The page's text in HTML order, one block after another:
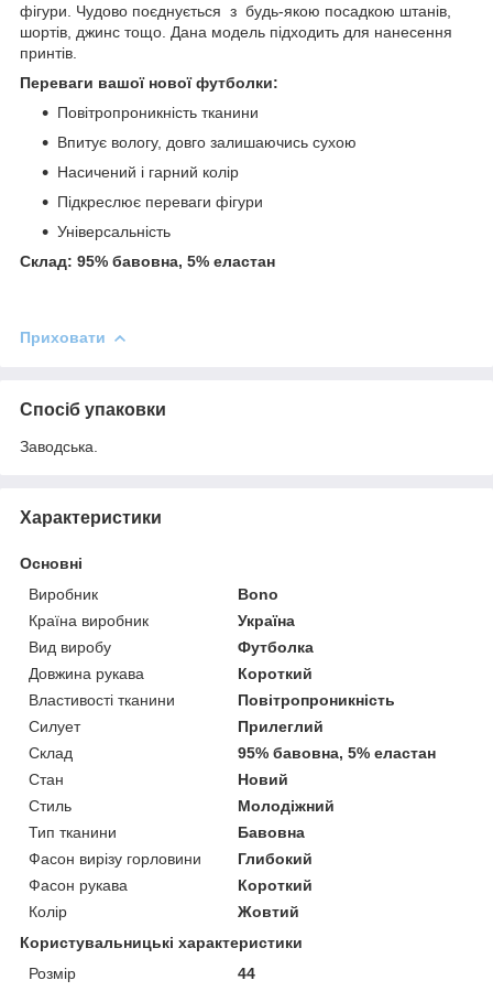
фігури. Чудово поєднується з будь-якою посадкою штанів,
шортів, джинс тощо. Дана модель підходить для нанесення
принтів.
Переваги вашої нової футболки:
Повітропроникність тканини
Впитує вологу, довго залишаючись сухою
Насичений і гарний колір
Підкреслює переваги фігури
Універсальність
Склад: 95% бавовна, 5% еластан
Приховати
Спосіб упаковки
Заводська.
Характеристики
Основні
Виробник
Bono
Країна виробник
Україна
Вид виробу
Футболка
Довжина рукава
Короткий
Властивості тканини
Повітропроникність
Силует
Прилеглий
Склад
95% бавовна, 5% еластан
Стан
Новий
Стиль
Молодіжний
Тип тканини
Бавовна
Фасон вирізу горловини
Глибокий
Фасон рукава
Короткий
Колір
Жовтий
Користувальницькі характеристики
Розмір
44